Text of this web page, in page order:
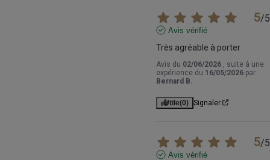
5/5
Avis vérifié
Très agréable à porter
Avis du 02/06/2026
, suite à une
expérience du 16/05/2026 par
Bernard B.
Utile(0) Signaler
5/5
Avis vérifié